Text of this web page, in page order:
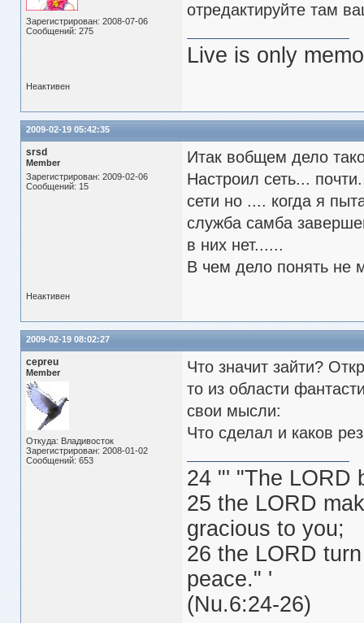
Зарегистрирован: 2008-07-06
Сообщений: 275
отредактируйте там
Live is only
Неактивен
2009-02-19 05:42:35
srsd
Member
Зарегистрирован: 2009-02-06
Сообщений: 15
Итак вобщем дело
Настроил сеть...
сети но .... когда я
служба самба
в них нет......
В чем дело понять не
Неактивен
2009-02-19 08:02:27
cepreu
Member
Откуда: Владивосток
Зарегистрирован: 2008-01-02
Сообщений: 653
Что значит зайти?
то из области
свои мысли:
Что сделал и каков
24 "' "The LORD
25 the LORD
gracious to you;
26 the LORD
peace." '
(Nu.6:24-26)